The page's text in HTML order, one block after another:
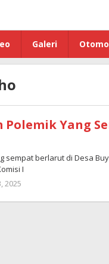
Galeri
Polemik Yang
sempat berlarut di Desa
I
2025